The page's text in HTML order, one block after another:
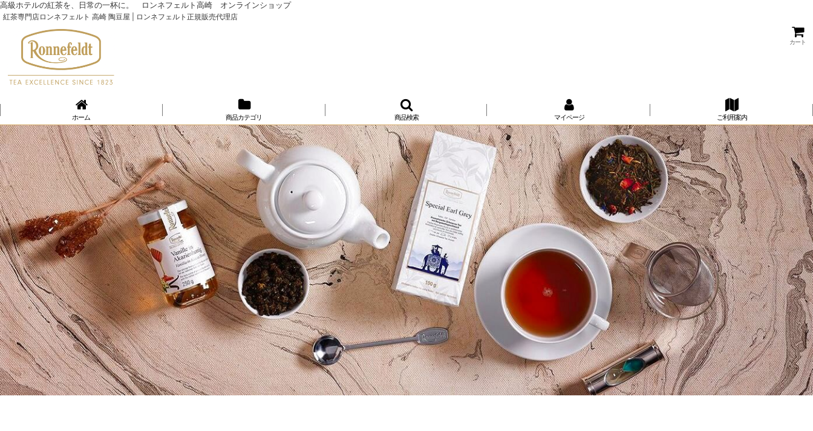
高級ホテルの紅茶を、日常の一杯に。 ロンネフェルト高崎 オンラインショップ
紅茶専門店ロンネフェルト 高崎 陶豆屋 | ロンネフェルト正規販売代理店
カート
ホーム 商品カテゴリ 商品検索 マイページ ご利用案内